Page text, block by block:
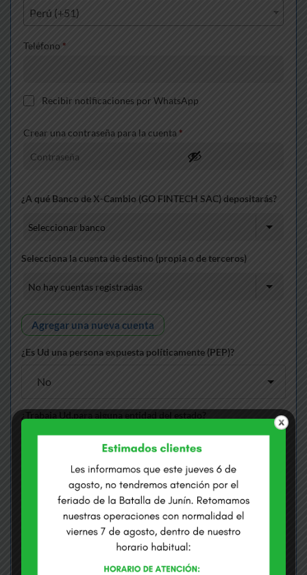
Perú (+51)
Teléfono *
Recibir notificaciones por WhatsApp
Crear una contraseña para la cuenta *
¿A qué Banco de X-Cambio (GO FINTECH SAC) depositarás?
Selecciona la cuenta de destino (propia o de terceros)
Agregar una nueva cuenta
¿Es Ud una persona expuesta políticamente (PEP)?
COMPRAMOS USD
S/3.3710
VENDEMOS USD
S/3.4100